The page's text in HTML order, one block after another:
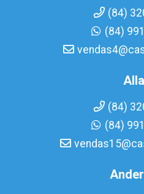
(84)
(84)
(84)
(84)